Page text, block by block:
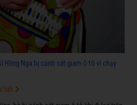
Hồng Nga bị cảnh sát giam ô tô vì chạy
tiết